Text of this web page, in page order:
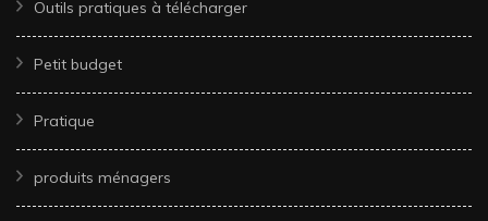
Outils pratiques à télécharger
Petit budget
Pratique
produits ménagers